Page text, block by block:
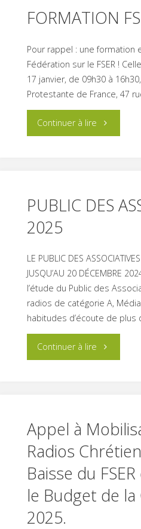
FORMATION
Pour rappel : une formation
Fédération sur le FSER !
17 janvier, de 09h30 à
Protestante de France, 47
Continuer à lire
PUBLIC DES
2025
LE PUBLIC DES
JUSQU’AU 20 DÉCEMBRE
l’étude du Public des
radios de catégorie A,
habitudes d’écoute de plus
Continuer à lire "PUBLIC
2025"
Appel à
Radios
Baisse du
le Budget de
2025.